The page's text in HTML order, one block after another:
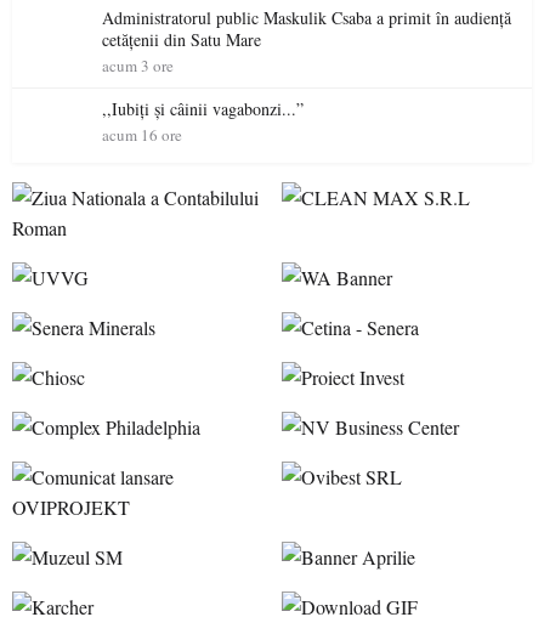
Administratorul public Maskulik Csaba a primit în audiență
cetățenii din Satu Mare
acum 3 ore
,,Iubiți și câinii vagabonzi...”
acum 16 ore